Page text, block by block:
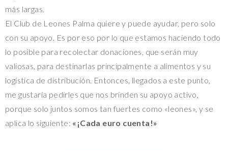
más largas.
El Club de Leones Palma quiere y puede ayudar, pero solo
con su apoyo. Es por eso por lo que estamos haciendo todo
lo posible para recolectar donaciones, que serán muy
valiosas, para destinarlas principalmente a alimentos y su
logística de distribución. Entonces, llegados a este punto,
me gustaría pedirles que nos brinden su apoyo activo,
porque solo juntos somos tan fuertes como «leones», y se
aplica lo siguiente: «¡Cada euro cuenta!»